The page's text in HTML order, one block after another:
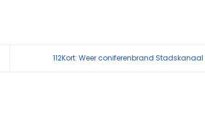
112Kort: Weer coniferenbrand Stadskanaal